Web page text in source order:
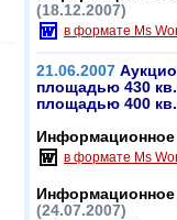
(18.12.2007)
в формате Ms
21.06.2007
площадью 430
площадью 400
в формате Ms
Информационное
(24.07.2007)